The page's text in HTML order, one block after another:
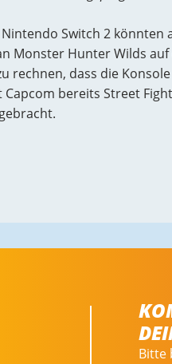
Switch 2
Monster Hunter Wilds
rechnen, dass die
bereits Street
Bitte